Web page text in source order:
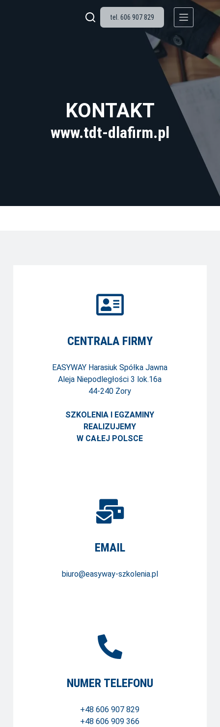
tel. 606 907 829
KONTAKT
www.tdt-dlafirm.pl
CENTRALA FIRMY
EASYWAY Harasiuk Spółka Jawna
Aleja Niepodległości 3 lok.16a
44-240 Żory
SZKOLENIA I EGZAMINY
REALIZUJEMY
W CAŁEJ POLSCE
EMAIL
biuro@easyway-szkolenia.pl
NUMER TELEFONU
+48 606 907 829
+48 606 909 366